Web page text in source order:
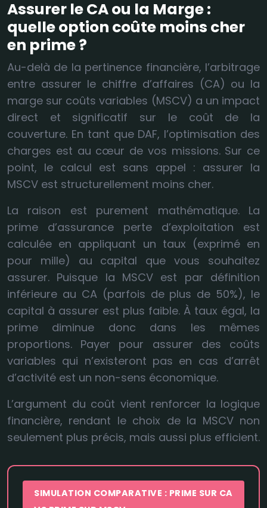
Assurer le CA ou la Marge :
quelle option coûte moins cher
en prime ?
Au-delà de la pertinence financière, l’arbitrage
entre assurer le chiffre d’affaires (CA) ou la
marge sur coûts variables (MSCV) a un impact
direct et significatif sur le coût de la
couverture. En tant que DAF, l’optimisation des
charges est au cœur de vos missions. Sur ce
point, le calcul est sans appel : assurer la
MSCV est structurellement moins cher.
La raison est purement mathématique. La
prime d’assurance perte d’exploitation est
calculée en appliquant un taux (exprimé en
pour mille) au capital que vous souhaitez
assurer. Puisque la MSCV est par définition
inférieure au CA (parfois de plus de 50%), le
capital à assurer est plus faible. À taux égal, la
prime diminue donc dans les mêmes
proportions. Payer pour assurer des coûts
variables qui n’existeront pas en cas d’arrêt
d’activité est un non-sens économique.
L’argument du coût vient renforcer la logique
financière, rendant le choix de la MSCV non
seulement plus précis, mais aussi plus efficient.
SIMULATION COMPARATIVE : PRIME SUR CA